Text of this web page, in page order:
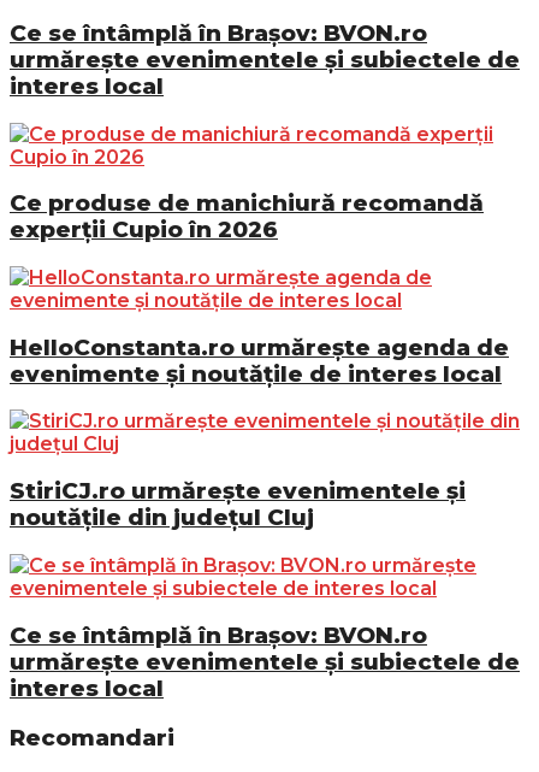
Ce se întâmplă în Brașov: BVON.ro
urmărește evenimentele și subiectele de
interes local
Ce produse de manichiură recomandă
experții Cupio în 2026
HelloConstanta.ro urmărește agenda de
evenimente și noutățile de interes local
StiriCJ.ro urmărește evenimentele și
noutățile din județul Cluj
Ce se întâmplă în Brașov: BVON.ro
urmărește evenimentele și subiectele de
interes local
Recomandari